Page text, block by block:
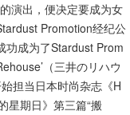
演出，便决定要成为女
Promotion经纪公
功成为了Stardust Prom
（三井のリハウ
担当日本时尚杂志《H
星期日》第三篇“搬